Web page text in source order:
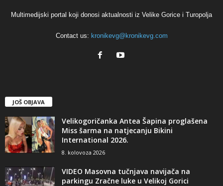
Multimedijski portal koji donosi aktualnosti iz Velike Gorice i Turopolja
Contact us: kronikevg@kronikevg.com
JOŠ OBJAVA
Velikogoričanka Antea Šapina proglašena
Miss šarma na natjecanju Bikini
International 2026.
8. kolovoza 2026
VIDEO Masovna tučnjava navijača na
parkingu Zračne luke u Velikoj Gorici